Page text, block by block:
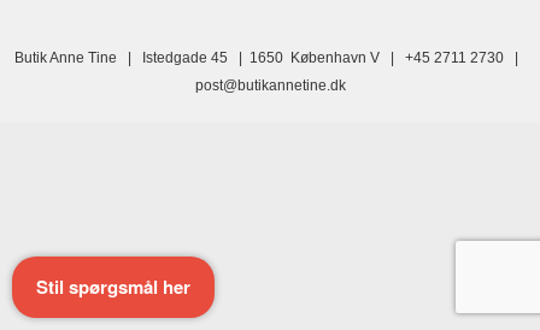
Butik Anne Tine | Istedgade 45 | 1650 København V | +45 2711 2730 |
post@butikannetine.dk
Stil spørgsmål her